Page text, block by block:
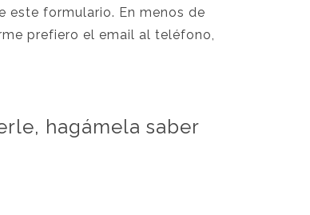
este formulario. En menos de
prefiero el email al teléfono,
hagámela saber